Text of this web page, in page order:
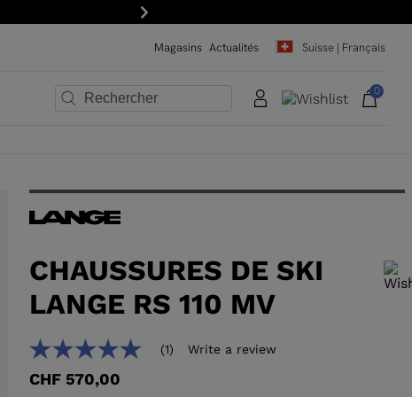
Suivant
Magasins Actualités Suisse | Français
0
CHAUSSURES DE SKI
LANGE RS 110 MV
Pour ajouter un produit à la liste de souhaits, veuillez sélectionner une
taille
5.0
of
(1) Write a review
CHF 570,00